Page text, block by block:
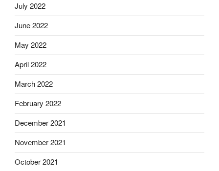
July 2022
June 2022
May 2022
April 2022
March 2022
February 2022
December 2021
November 2021
October 2021